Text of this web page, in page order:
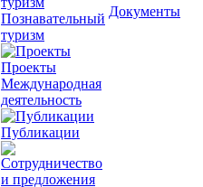
Познавательный
туризм
Проекты
Международная
деятельность
Публикации
Документы